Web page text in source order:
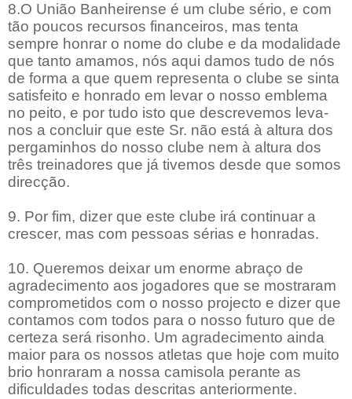
8.O União Banheirense é um clube sério, e com
tão poucos recursos financeiros, mas tenta
sempre honrar o nome do clube e da modalidade
que tanto amamos, nós aqui damos tudo de nós
de forma a que quem representa o clube se sinta
satisfeito e honrado em levar o nosso emblema
no peito, e por tudo isto que descrevemos leva-
nos a concluir que este Sr. não está à altura dos
pergaminhos do nosso clube nem à altura dos
três treinadores que já tivemos desde que somos
direcção.
9. Por fim, dizer que este clube irá continuar a
crescer, mas com pessoas sérias e honradas.
10. Queremos deixar um enorme abraço de
agradecimento aos jogadores que se mostraram
comprometidos com o nosso projecto e dizer que
contamos com todos para o nosso futuro que de
certeza será risonho. Um agradecimento ainda
maior para os nossos atletas que hoje com muito
brio honraram a nossa camisola perante as
dificuldades todas descritas anteriormente.